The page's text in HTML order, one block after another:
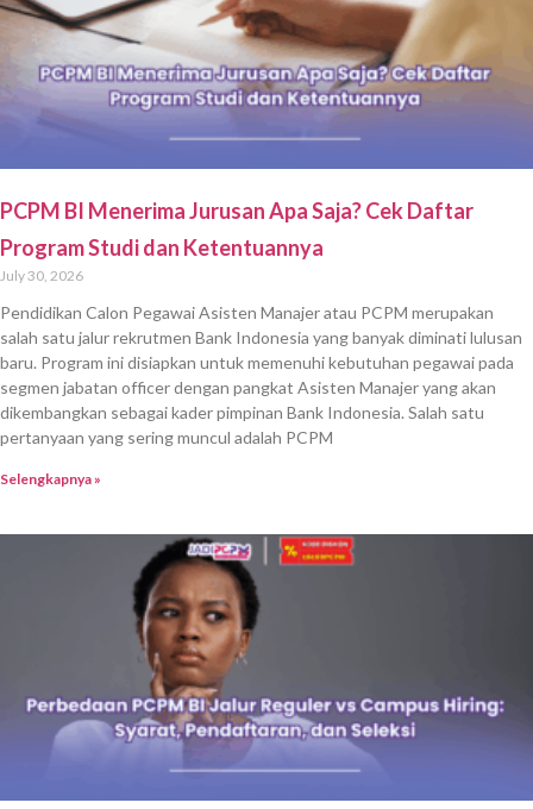
PCPM BI Menerima Jurusan Apa Saja? Cek Daftar
Program Studi dan Ketentuannya
July 30, 2026
Pendidikan Calon Pegawai Asisten Manajer atau PCPM merupakan
salah satu jalur rekrutmen Bank Indonesia yang banyak diminati lulusan
baru. Program ini disiapkan untuk memenuhi kebutuhan pegawai pada
segmen jabatan officer dengan pangkat Asisten Manajer yang akan
dikembangkan sebagai kader pimpinan Bank Indonesia. Salah satu
pertanyaan yang sering muncul adalah PCPM
Selengkapnya »